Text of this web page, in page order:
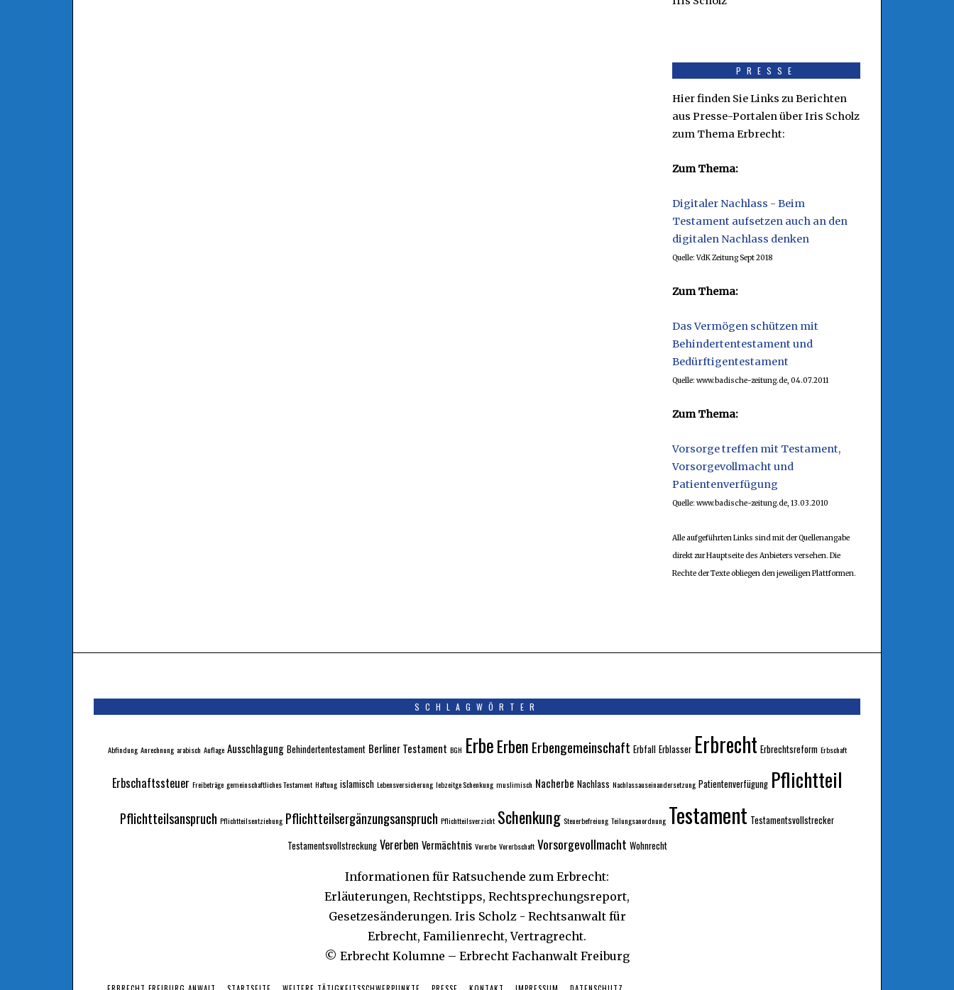
PRESSE
Hier finden Sie Links zu Berichten
aus Presse-Portalen über Iris Scholz
zum Thema Erbrecht:
Zum Thema:
Digitaler Nachlass - Beim
Testament aufsetzen auch an den
digitalen Nachlass denken
Quelle: VdK Zeitung Sept 2018
Zum Thema:
Das Vermögen schützen mit
Behindertentestament und
Bedürftigentestament
Quelle: www.badische-zeitung.de, 04.07.2011
Zum Thema:
Vorsorge treffen mit Testament,
Vorsorgevollmacht und
Patientenverfügung
Quelle: www.badische-zeitung.de, 13.03.2010
Alle aufgeführten Links sind mit der Quellenangabe
direkt zur Hauptseite des Anbieters versehen. Die
Rechte der Texte obliegen den jeweiligen Plattformen.
SCHLAGWÖRTER
Abfindung Anrechnung arabisch Auflage Ausschlagung Behindertentestament Berliner Testament BGH ErbeErben Erbengemeinschaft Erbfall Erblasser Erbrecht Erbrechtsreform Erbschaft
Erbschaftssteuer Freibeträge gemeinschaftliches Testament Haftung islamisch Lebensversicherung lebzeitge Schenkung muslimisch Nacherbe Nachlass Nachlassauseinandersetzung Patientenverfügung Pflichtteil
Pflichtteilsanspruch Pflichtteilsentziehung Pflichtteilsergänzungsanspruch Pflichtteilsverzicht Schenkung Steuerbefreiung Teilungsanordnung Testament Testamentsvollstrecker
Testamentsvollstreckung Vererben Vermächtnis Vorerbe Vorerbschaft Vorsorgevollmacht Wohnrecht
Informationen für Ratsuchende zum Erbrecht:
Erläuterungen, Rechtstipps, Rechtsprechungsreport,
Gesetzesänderungen. Iris Scholz - Rechtsanwalt für
Erbrecht, Familienrecht, Vertragrecht.
© Erbrecht Kolumne – Erbrecht Fachanwalt Freiburg